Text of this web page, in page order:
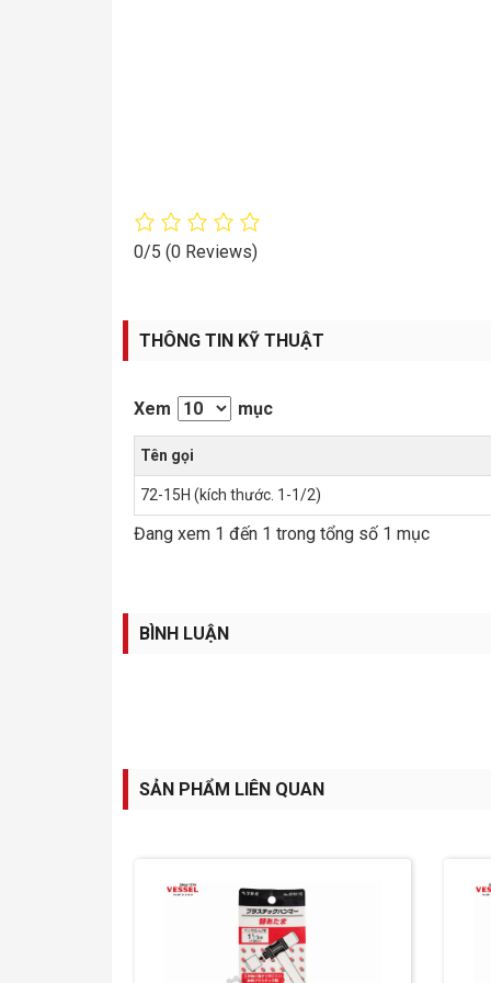
0/5 (0 Reviews)
THÔNG TIN KỸ THUẬT
Xem mục
Tên gọi
72-15H (kích thước. 1-1/2)
Đang xem 1 đến 1 trong tổng số 1 mục
BÌNH LUẬN
SẢN PHẨM LIÊN QUAN